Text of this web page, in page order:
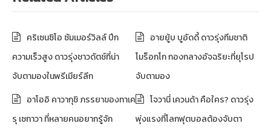
คริเซนซิโอ ซัมเมอร์วิลล์ ปีก
ความเร็วสูง ดาวรุ่งชาวดัตช์ที่น่า
จับตามองในพรีเมียร์ลีก
อายยู้บ บูอัดดี้ ดาวรุ่งทีมชาติ
โมร็อกโก กองกลางอัจฉริยะที่ยุโรป
จับตามอง
อาโออิ คาวากุชิ ภรรยาของทาเค
รุ เซกาวา ที่หลายคนอยากรู้จัก
โจวานี่ เควนด้า คือใคร? ดาวรุ่ง
พุ่งแรงที่โลกฟุตบอลต้องจับตา